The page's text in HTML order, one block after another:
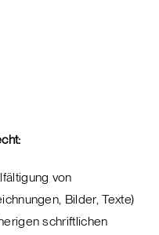
von
Bilder, Texte)
schriftlichen